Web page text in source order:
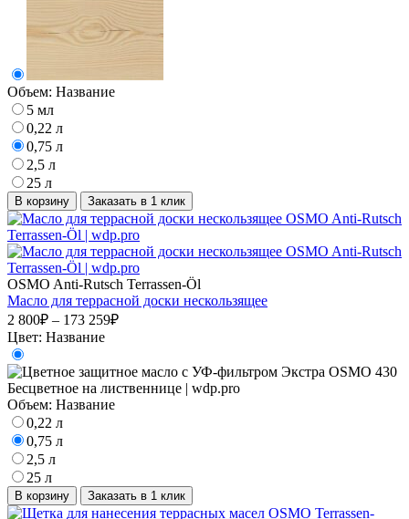
Объем: Название
5 мл
0,22 л
0,75 л
2,5 л
25 л
В корзину Заказать в 1 клик
OSMO Anti-Rutsch Terrassen-Öl
Масло для террасной доски нескользящее
2 800₽ – 173 259₽
Цвет: Название
Объем: Название
0,22 л
0,75 л
2,5 л
25 л
В корзину Заказать в 1 клик